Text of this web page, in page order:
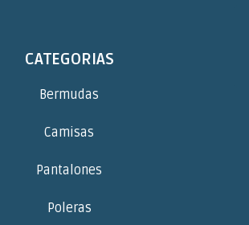
CATEGORIAS
Bermudas
Camisas
Pantalones
Poleras